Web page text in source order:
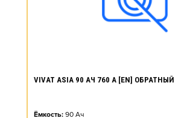
VIVAT ASIA 90 АЧ 760 А [EN] ОБРАТНЫЙ
Ёмкость: 90 Ач